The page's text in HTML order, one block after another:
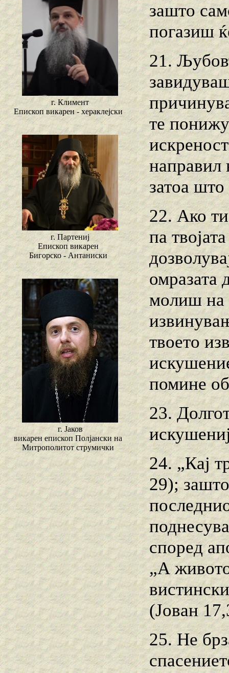
г. Климент
Епископ викарен - хераклејски
г. Партениј
Епископ викарен
Бигорско - Антаниски
г. Јаков
викарен епископ Полјански на
Митрополитот струмички
зашто
погазиш
21.
те
направил
затоа
22. Ако
па
омразата
молиш на
твоето
помине
23.
24. „Кај
29);
според
„А
(Јован
25. He